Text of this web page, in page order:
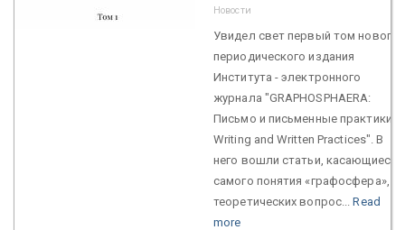
Новости
Увидел свет первый том нового
периодического издания
Института - электронного
журнала "GRAPHOSPHAERA:
Письмо и письменные практики /
Writing and Written Practices". В
него вошли статьи, касающиеся
самого понятия «графосфера»,
теоретических вопрос...Read
more